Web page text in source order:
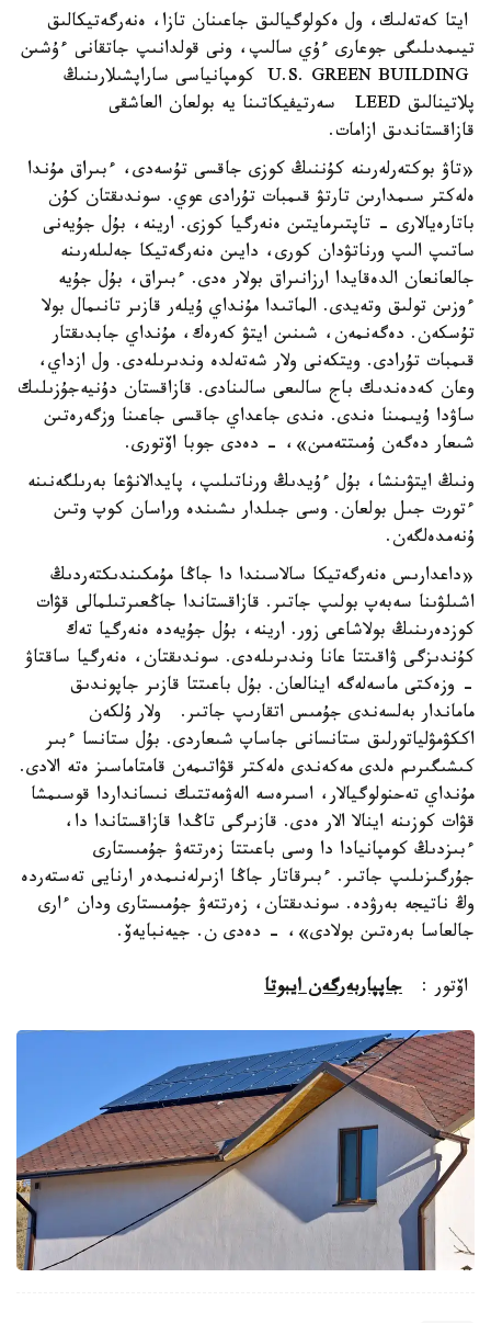
ايتا كەتەلىك، ول ەكولوگيالىق جاعىنان تازا، ەنەرگەتيكالىق
تيىمدىلىگى جوعارى ءۇي سالىپ، ونى قولدانىپ جاتقانى ءۇشىن
U.S. GREEN BUILDING كومپانياسى ساراپشىلارىنىڭ
پلاتينالىق LEED سەرتيفيكاتىنا يە بولعان العاشقى
قازاقستاندىق ازامات.
«تاۋ بوكتەرلەرىنە كۇننىڭ كوزى جاقسى تۇسەدى، ءبىراق مۇندا
ەلەكتر سىمدارىن تارتۋ قىمبات تۇرادى عوي. سوندىقتان كۇن
باتارەيالارى - تاپتىرمايتىن ەنەرگيا كوزى. ارينە، بۇل جۇيەنى
ساتىپ الىپ ورناتۋدان كورى، دايىن ەنەرگەتيكا جەلىلەرىنە
جالعانعان الدەقايدا ارزانىراق بولار ەدى. ءبىراق، بۇل جۇيە
ءوزىن تولىق وتەيدى. الماتىدا مۇنداي ۇيلەر قازىر تانىمال بولا
تۇسكەن. دەگەنمەن، شىنىن ايتۋ كەرەك، مۇنداي جابدىقتار
قىمبات تۇرادى. ويتكەنى ولار شەتەلدە وندىرىلەدى. ول ازداي،
وعان كەدەندىك باج سالىعى سالىنادى. قازاقستان دۇنيەجۇزىلىك
ساۋدا ۇيىمىنا ەندى. ەندى جاعداي جاقسى جاعىنا وزگەرەتىن
شىعار دەگەن ۇمىتتەمىن»، - دەدى جوبا اۆتورى.
ونىڭ ايتۋىنشا، بۇل ءۇيدىڭ ورناتىلىپ، پايدالانۋعا بەرىلگەنىنە
ءتورت جىل بولعان. وسى جىلدار ىشىندە وراسان كوپ وتىن
ۇنەمدەلگەن.
«داعدارىس ەنەرگەتيكا سالاسىندا دا جاڭا مۇمكىندىكتەردىڭ
اشىلۋىنا سەبەپ بولىپ جاتىر. قازاقستاندا جاڭعىرتىلمالى قۋات
كوزدەرىنىڭ بولاشاعى زور. ارينە، بۇل جۇيەدە ەنەرگيا تەك
كۇندىزگى ۋاقىتتا عانا وندىرىلەدى. سوندىقتان، ەنەرگيا ساقتاۋ
- وزەكتى ماسەلەگە اينالعان. بۇل باعىتتا قازىر جاپوندىق
ماماندار بەلسەندى جۇمىس اتقارىپ جاتىر. ولار ۇلكەن
اككۋمۋلياتورلىق ستانسانى جاساپ شىعاردى. بۇل ستانسا ءبىر
كىشىگىرىم ەلدى مەكەندى ەلەكتر قۋاتىمەن قامتاماسىز ەتە الادى.
مۇنداي تەحنولوگيالار، اسىرەسە الەۋمەتتىك نىسانداردا قوسىمشا
قۋات كوزىنە اينالا الار ەدى. قازىرگى تاڭدا قازاقستاندا دا،
ءبىزدىڭ كومپانيادا دا وسى باعىتتا زەرتتەۋ جۇمىستارى
جۇرگىزىلىپ جاتىر. ءبىرقاتار جاڭا ازىرلەنىمدەر ارنايى تەستەردە
وڭ ناتيجە بەرۋدە. سوندىقتان، زەرتتەۋ جۇمىستارى ودان ءارى
جالعاسا بەرەتىن بولادى»، - دەدى ن. جيەنبايەۆ.
اۆتور : جاپپاربەرگەن ايبوتا